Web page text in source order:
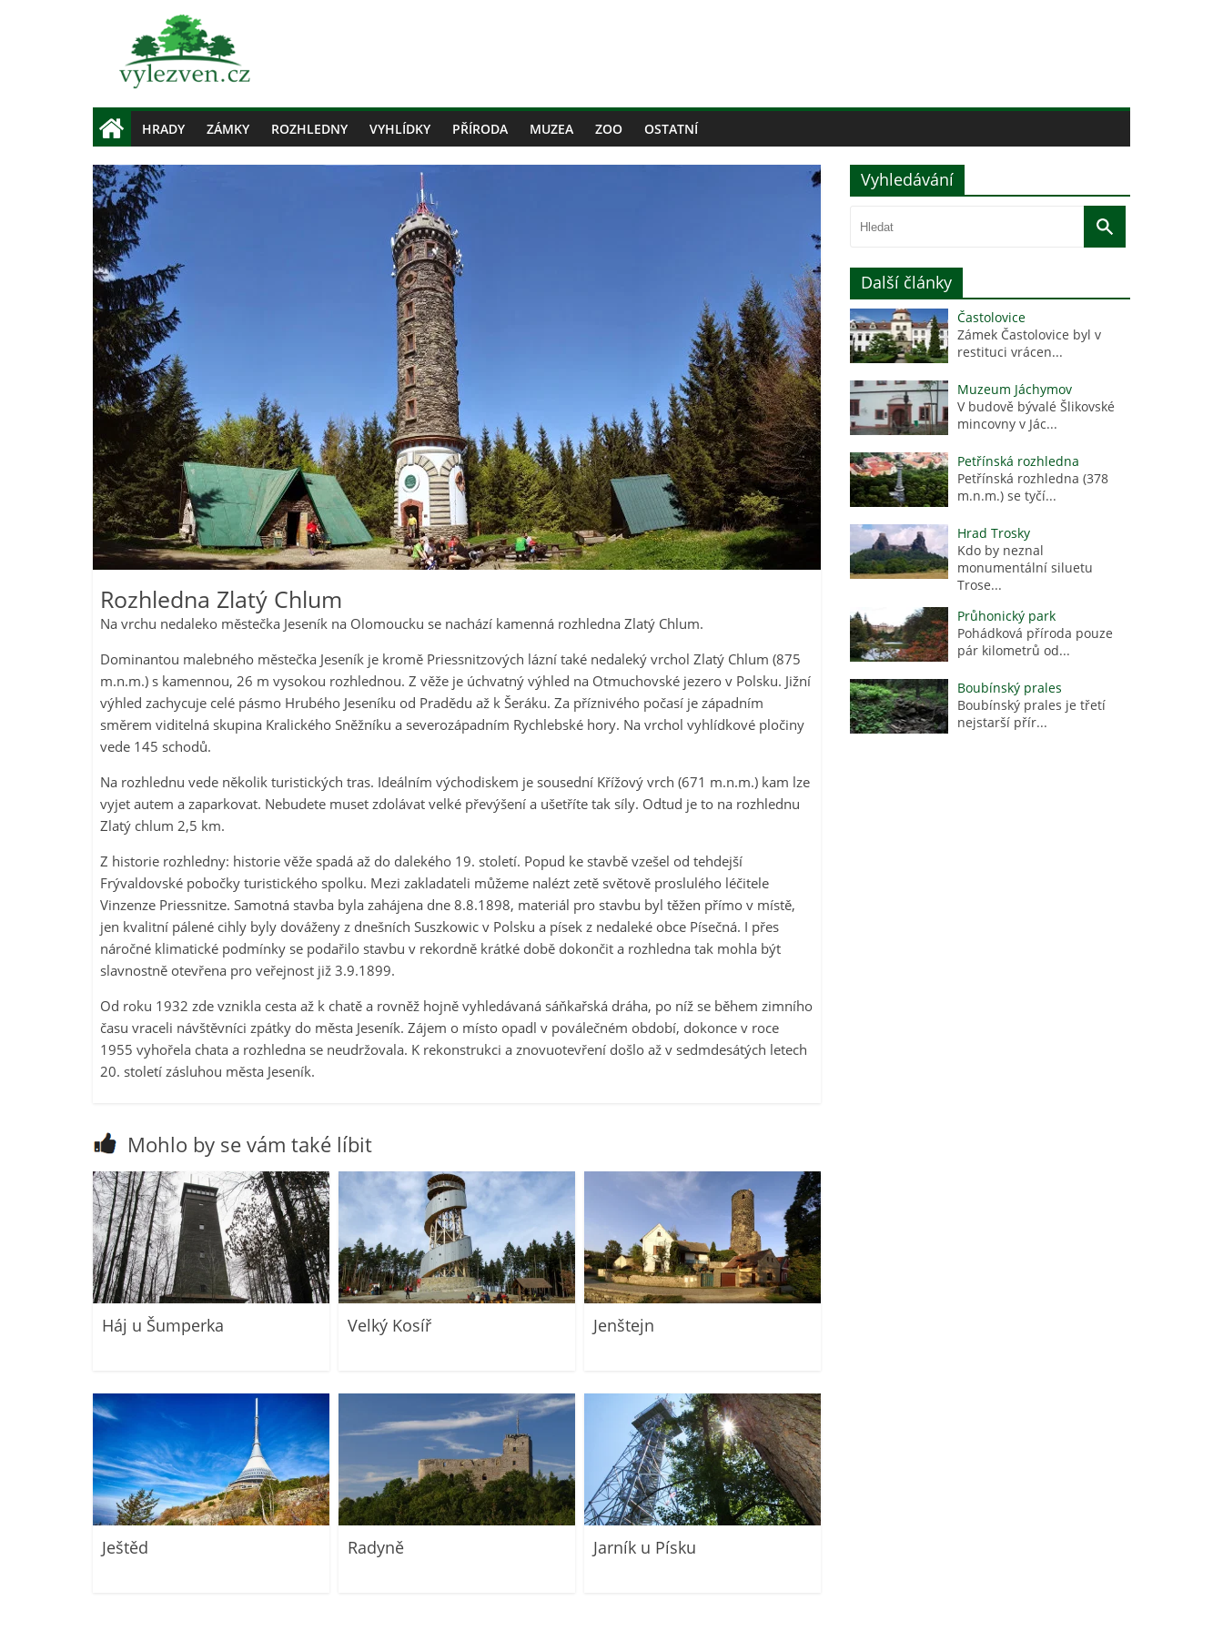
HRADY ZÁMKY ROZHLEDNY VYHLÍDKY PŘÍRODA MUZEA ZOO OSTATNÍ
Rozhledna Zlatý Chlum
Na vrchu nedaleko městečka Jeseník na Olomoucku se nachází kamenná rozhledna Zlatý Chlum.
Dominantou malebného městečka Jeseník je kromě Priessnitzových lázní také nedaleký vrchol Zlatý Chlum (875
m.n.m.) s kamennou, 26 m vysokou rozhlednou. Z věže je úchvatný výhled na Otmuchovské jezero v Polsku. Jižní
výhled zachycuje celé pásmo Hrubého Jeseníku od Pradědu až k Šeráku. Za příznivého počasí je západním
směrem viditelná skupina Kralického Sněžníku a severozápadním Rychlebské hory. Na vrchol vyhlídkové pločiny
vede 145 schodů.
Na rozhlednu vede několik turistických tras. Ideálním východiskem je sousední Křížový vrch (671 m.n.m.) kam lze
vyjet autem a zaparkovat. Nebudete muset zdolávat velké převýšení a ušetříte tak síly. Odtud je to na rozhlednu
Zlatý chlum 2,5 km.
Z historie rozhledny: historie věže spadá až do dalekého 19. století. Popud ke stavbě vzešel od tehdejší
Frývaldovské pobočky turistického spolku. Mezi zakladateli můžeme nalézt zetě světově proslulého léčitele
Vinzenze Priessnitze. Samotná stavba byla zahájena dne 8.8.1898, materiál pro stavbu byl těžen přímo v místě,
jen kvalitní pálené cihly byly dováženy z dnešních Suszkowic v Polsku a písek z nedaleké obce Písečná. I přes
náročné klimatické podmínky se podařilo stavbu v rekordně krátké době dokončit a rozhledna tak mohla být
slavnostně otevřena pro veřejnost již 3.9.1899.
Od roku 1932 zde vznikla cesta až k chatě a rovněž hojně vyhledávaná sáňkařská dráha, po níž se během zimního
času vraceli návštěvníci zpátky do města Jeseník. Zájem o místo opadl v poválečném období, dokonce v roce
1955 vyhořela chata a rozhledna se neudržovala. K rekonstrukci a znovuotevření došlo až v sedmdesátých letech
20. století zásluhou města Jeseník.
Mohlo by se vám také líbit
Háj u Šumperka Velký Kosíř Jenštejn
Ještěd Radyně Jarník u Písku
Vyhledávání
Další články
Častolovice
Zámek Častolovice byl v
restituci vrácen...
Muzeum Jáchymov
V budově bývalé Šlikovské
mincovny v Jác...
Petřínská rozhledna
Petřínská rozhledna (378
m.n.m.) se tyčí...
Hrad Trosky
Kdo by neznal
monumentální siluetu
Trose...
Průhonický park
Pohádková příroda pouze
pár kilometrů od...
Boubínský prales
Boubínský prales je třetí
nejstarší přír...